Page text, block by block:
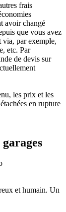
frais
avoir changé
que vous avez
via, par exemple,
etc. Par
de devis sur
les prix et les
en rupture
et humain. Un